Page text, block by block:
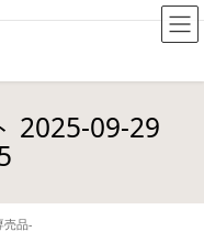
2025-09-29
売品-